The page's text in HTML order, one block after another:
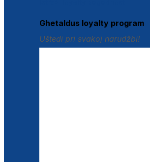
Ghetaldus loyalty program
Uštedi pri svakoj narudžbi!